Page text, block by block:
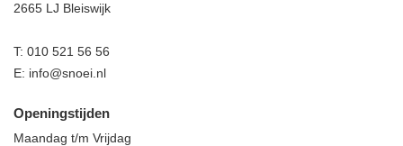
2665 LJ Bleiswijk
T: 010 521 56 56
E: info@snoei.nl
Openingstijden
Maandag t/m Vrijdag